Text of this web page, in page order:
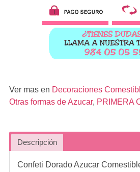
Ver mas en Decoraciones
Otras formas de Azucar, PRIMERA
Descripción
Confeti Dorado Azucar